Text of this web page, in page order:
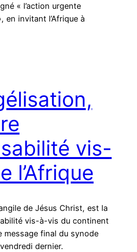
« l’action urgente
en invitant l’Afrique à
vis-
l’Afrique
de Jésus Christ, est la
vis-à-vis du continent
message final du synode
dernier.